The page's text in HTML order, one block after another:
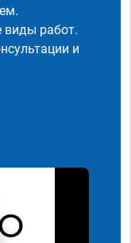
виды работ.
и